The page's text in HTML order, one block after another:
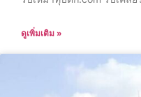
ดูเพิ่มเติม »